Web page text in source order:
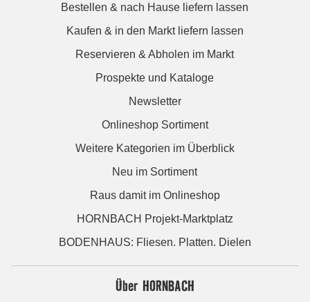
Bestellen & nach Hause liefern lassen
Kaufen & in den Markt liefern lassen
Reservieren & Abholen im Markt
Prospekte und Kataloge
Newsletter
Onlineshop Sortiment
Weitere Kategorien im Überblick
Neu im Sortiment
Raus damit im Onlineshop
HORNBACH Projekt-Marktplatz
BODENHAUS: Fliesen. Platten. Dielen
Über HORNBACH